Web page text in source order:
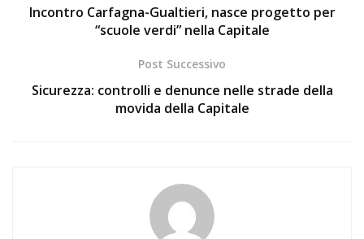
Incontro Carfagna-Gualtieri, nasce progetto per
“scuole verdi” nella Capitale
Post Successivo
Sicurezza: controlli e denunce nelle strade della
movida della Capitale